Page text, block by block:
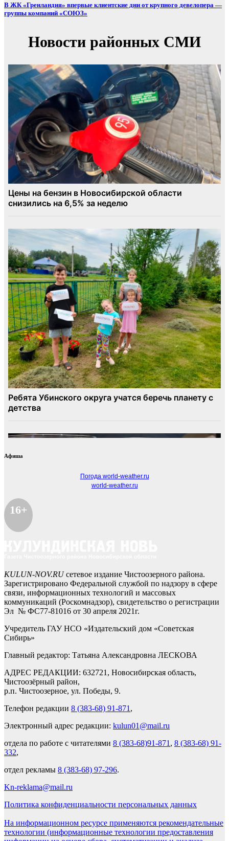
В ЖК «Гренландия» впервые клиентские дни от крупного девелопера —
группы компаний «СОЮЗ»
Афиша
Погода world-weather.ru
world-weather.ru
16+
KULUN-NOV.RUсетевое издание Чистоозерного района.
Зарегистрировано Федеральной службой по надзору в сфере
связи, информационных технологий и массовых
коммуникаций (Роскомнадзор), свидетельство о регистрации
Эл № ФС77-81016 от 30 апреля 2021г.
Учредитель ГАУ НСО «Издательский дом «Советская
Сибирь»
Главный редактор: Татьяна Александровна ЛЕСКОВА
АДРЕС РЕДАКЦИИ: 632721, Новосибирская область,
Чистоозёрный район,
р.п. Чистоозерное, ул. Победы, 9.
Телефон редакции 8 (383-68) 91-871 ,
Электронный адрес редакции: kulun01@mail.ru
отдела по работе с читателями 8 (383-68)91-871 , 8 (383-68) 91-
332,
отдел рекламы 8 (383-68) 97-296.
Kn-reklama@mail.ru
Политика конфиденциальности персональных данных
На информационном ресурсе применяются рекомендательные
технологии (информационные технологии предоставления